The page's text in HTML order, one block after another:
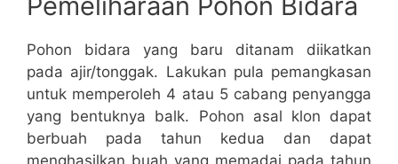
Pohon bidara yang baru ditanam diikatkan
pada ajir/tonggak. Lakukan pula pemangkasan
untuk memperoleh 4 atau 5 cabang penyangga
yang bentuknya balk. Pohon asal klon dapat
berbuah pada tahun kedua dan dapat